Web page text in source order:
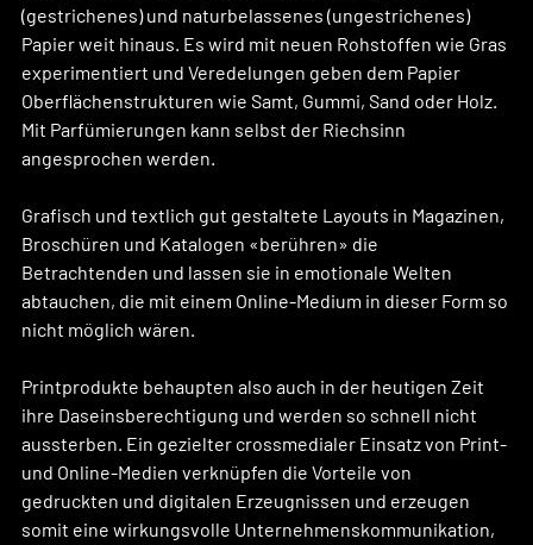
(gestrichenes) und naturbelassenes (ungestrichenes)
Papier weit hinaus. Es wird mit neuen Rohstoffen wie Gras
experimentiert und Veredelungen geben dem Papier
Oberflächenstrukturen wie Samt, Gummi, Sand oder Holz.
Mit Parfümierungen kann selbst der Riechsinn
angesprochen werden.
Grafisch und textlich gut gestaltete Layouts in Magazinen,
Broschüren und Katalogen «berühren» die
Betrachtenden und lassen sie in emotionale Welten
abtauchen, die mit einem Online-Medium in dieser Form so
nicht möglich wären.
Printprodukte behaupten also auch in der heutigen Zeit
ihre Daseinsberechtigung und werden so schnell nicht
aussterben. Ein gezielter crossmedialer Einsatz von Print-
und Online-Medien verknüpfen die Vorteile von
gedruckten und digitalen Erzeugnissen und erzeugen
somit eine wirkungsvolle Unternehmenskommunikation,